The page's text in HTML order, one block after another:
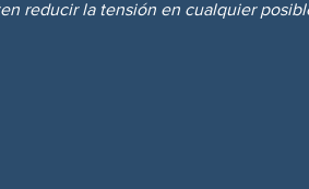
reducir la tensión en cualquier